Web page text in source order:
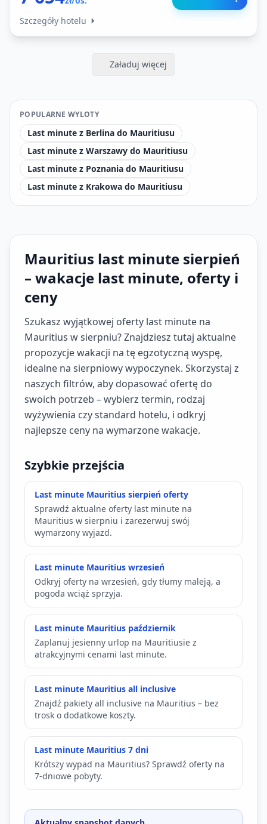
Szczegóły hotelu
Załaduj więcej
POPULARNE WYLOTY
Last minute z Berlina do Mauritiusu
Last minute z Warszawy do Mauritiusu
Last minute z Poznania do Mauritiusu
Last minute z Krakowa do Mauritiusu
Mauritius last minute sierpień
– wakacje last minute, oferty i
ceny
Szukasz wyjątkowej oferty last minute na
Mauritius w sierpniu? Znajdziesz tutaj aktualne
propozycje wakacji na tę egzotyczną wyspę,
idealne na sierpniowy wypoczynek. Skorzystaj z
naszych filtrów, aby dopasować ofertę do
swoich potrzeb – wybierz termin, rodzaj
wyżywienia czy standard hotelu, i odkryj
najlepsze ceny na wymarzone wakacje.
Szybkie przejścia
Last minute Mauritius sierpień oferty
Sprawdź aktualne oferty last minute na
Mauritius w sierpniu i zarezerwuj swój
wymarzony wyjazd.
Last minute Mauritius wrzesień
Odkryj oferty na wrzesień, gdy tłumy maleją, a
pogoda wciąż sprzyja.
Last minute Mauritius październik
Zaplanuj jesienny urlop na Mauritiusie z
atrakcyjnymi cenami last minute.
Last minute Mauritius all inclusive
Znajdź pakiety all inclusive na Mauritius – bez
trosk o dodatkowe koszty.
Last minute Mauritius 7 dni
Krótszy wypad na Mauritius? Sprawdź oferty na
7-dniowe pobyty.